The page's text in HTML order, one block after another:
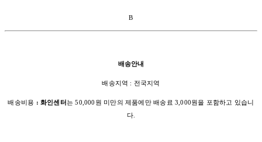
B
배송안내
배송지역 : 전국지역
배송비용 : 화인센터는 50,000원 미만의 제품에만 배송료 3,000원을 포함하고 있습니
다.